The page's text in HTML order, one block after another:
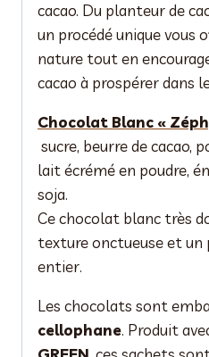
cacao. Du planteur de
un procédé unique vous
nature tout en
cacao à prospérer dans
Chocolat Blanc «
sucre, beurre de cacao,
lait écrémé en poudre,
soja.
Ce chocolat blanc très
texture onctueuse et
entier.
Les chocolats sont
cellophane. Produit